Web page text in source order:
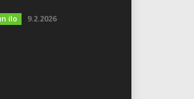
ilo 9.2.2026